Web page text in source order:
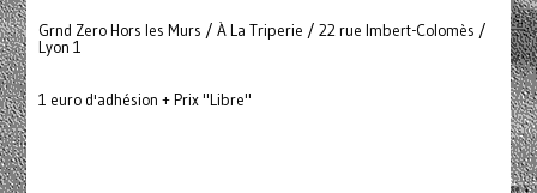
Grnd Zero Hors les Murs / À La Triperie / 22 rue Imbert-Colomès /
Lyon 1
1 euro d'adhésion + Prix "Libre"